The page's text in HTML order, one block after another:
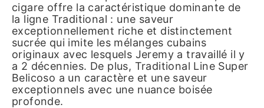
cigare offre la caractéristique dominante de
la ligne Traditional : une saveur
exceptionnellement riche et distinctement
sucrée qui imite les mélanges cubains
originaux avec lesquels Jeremy a travaillé il y
a 2 décennies. De plus, Traditional Line Super
Belicoso a un caractère et une saveur
exceptionnels avec une nuance boisée
profonde.